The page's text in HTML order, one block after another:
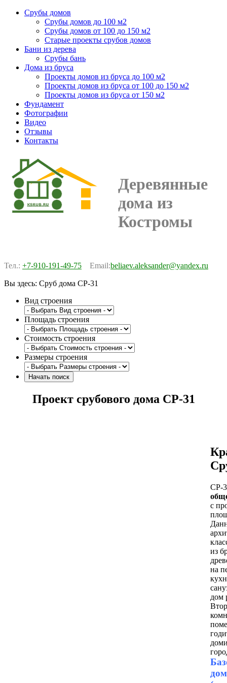
Срубы домов
Срубы домов до 100 м2
Срубы домов от 100 до 150 м2
Старые проекты срубов домов
Бани из дерева
Срубы бань
Дома из бруса
Проекты домов из бруса до 100 м2
Проекты домов из бруса от 100 до 150 м2
Проекты домов из бруса от 150 м2
Фундамент
Фотографии
Видео
Отзывы
Контакты
Деревянные
дома из
Костромы
Тел.: +7-910-191-49-75 Email:beliaev.aleksander@yandex.ru
Вы здесь: Сруб дома СР-31
Вид строения
Площадь строения
Стоимость строения
Размеры строения
Проект срубового дома СР-31
СР-
с
из
на
дом